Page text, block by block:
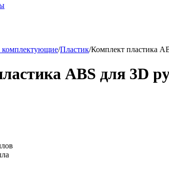
/Пластик/Комплект пластика
ABS для 3D